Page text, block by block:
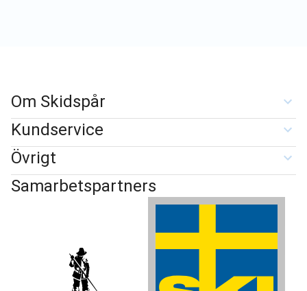
Om Skidspår
Kundservice
Övrigt
Samarbetspartners